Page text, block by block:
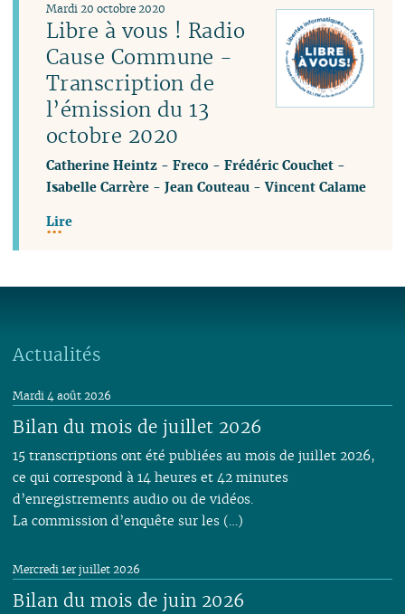
Libre à vous ! Radio
Cause Commune -
Transcription de
l’émission du 13
octobre 2020
Mardi 20 octobre 2020
Catherine Heintz -Freco -Frédéric Couchet -
Isabelle Carrère -Jean Couteau -Vincent Calame
Lire
Actualités
Bilan du mois de juillet 2026
Mardi 4 août 2026
15 transcriptions ont été publiées au mois de juillet 2026,
ce qui correspond à 14 heures et 42 minutes
d’enregistrements audio ou de vidéos.
La commission d’enquête sur les (…)
Bilan du mois de juin 2026
Mercredi 1er juillet 2026